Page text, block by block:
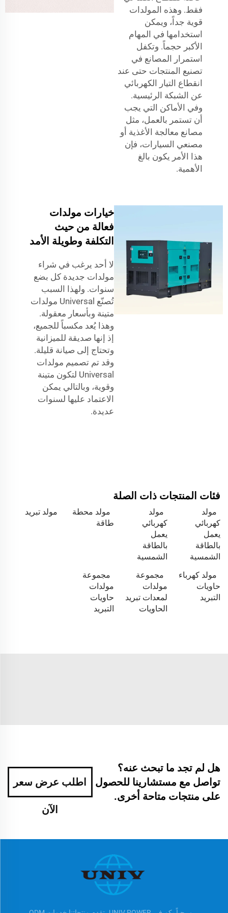
فقط. وهذه المولدات
قوية جداً، ويمكن
استخدامها في المهام
الأكبر حجماً. وتكفل
استمرار المصانع في
تصنيع المنتجات حتى عند
انقطاع التيار الكهربائي
عن الشبكة الرئيسية.
وفي الأماكن التي يجب
أن تستمر بالعمل، مثل
مصانع معالجة الأغذية أو
مصنعي السيارات، فإن
هذا الأمر يكون بالغ
الأهمية.
خيارات مولدات
فعالة من حيث
التكلفة وطويلة الأمد
لا أحد يرغب في شراء
مولدات جديدة كل بضع
سنوات. ولهذا السبب
تُصنّع Universal مولدات
متينة وبأسعار معقولة.
وهذا يُعد مكسباً للجميع،
إذ إنها صديقة للميزانية
وتحتاج إلى صيانة قليلة.
وقد تم تصميم مولدات
Universal لتكون متينة
وقوية، وبالتالي يمكن
الاعتماد عليها لسنوات
عديدة.
فئات المنتجات ذات الصلة
مولد
كهربائي
يعمل
بالطاقة
الشمسية
مولد
كهربائي
يعمل
بالطاقة
الشمسية
مولد محطة
طاقة
مولد تبريد
مولد كهرباء
حاويات
التبريد
مجموعة
مولدات
لمعدات تبريد
الحاويات
مجموعة
مولدات
حاويات
التبريد
هل لم تجد ما تبحث عنه؟
تواصل مع مستشارينا للحصول
على منتجات متاحة أخرى.
اطلب عرض سعر
الآن